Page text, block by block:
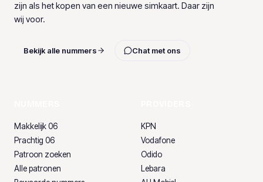
zijn als het kopen van een nieuwe simkaart. Daar zijn
wij voor.
Bekijk alle nummers Chat met ons
Makkelijk 06
Prachtig 06
Patroon zoeken
Alle patronen
KPN
Vodafone
Odido
Lebara